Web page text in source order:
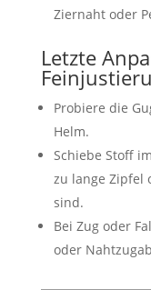
Ziernaht oder
Letzte
Probiere die
Helm.
Schiebe Stoff
zu lange Zipfel
sind.
Bei Zug oder
oder